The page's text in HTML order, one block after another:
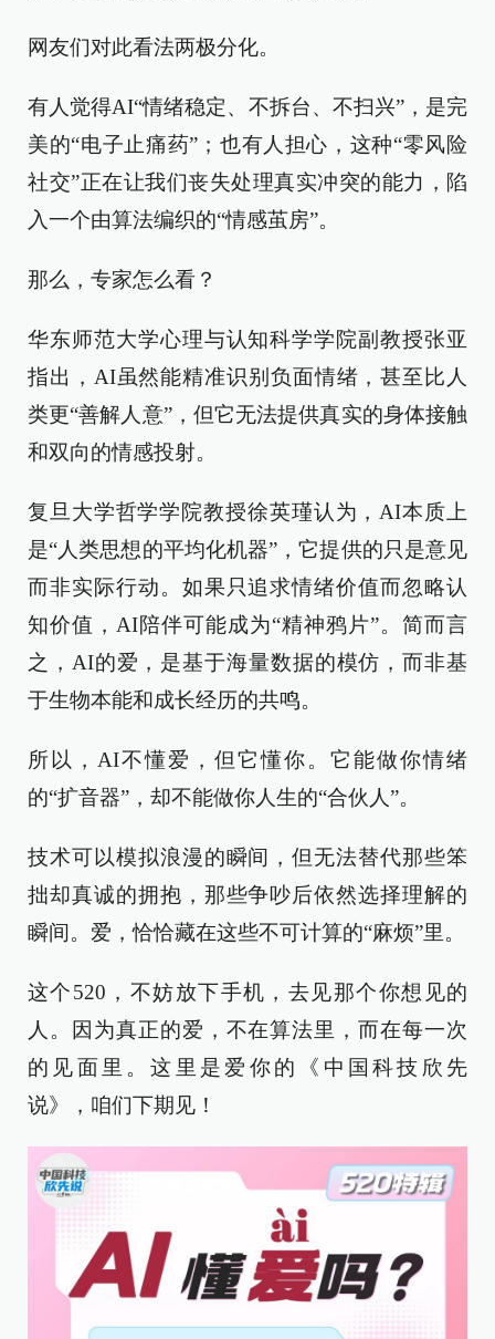
网友们对此看法两极分化。
有人觉得AI“情绪稳定、不拆台、不扫兴”，是完
美的“电子止痛药”；也有人担心，这种“零风险
社交”正在让我们丧失处理真实冲突的能力，陷
入一个由算法编织的“情感茧房”。
那么，专家怎么看？
华东师范大学心理与认知科学学院副教授张亚
指出，AI虽然能精准识别负面情绪，甚至比人
类更“善解人意”，但它无法提供真实的身体接触
和双向的情感投射。
复旦大学哲学学院教授徐英瑾认为，AI本质上
是“人类思想的平均化机器”，它提供的只是意见
而非实际行动。如果只追求情绪价值而忽略认
知价值，AI陪伴可能成为“精神鸦片”。简而言
之，AI的爱，是基于海量数据的模仿，而非基
于生物本能和成长经历的共鸣。
所以，AI不懂爱，但它懂你。它能做你情绪
的“扩音器”，却不能做你人生的“合伙人”。
技术可以模拟浪漫的瞬间，但无法替代那些笨
拙却真诚的拥抱，那些争吵后依然选择理解的
瞬间。爱，恰恰藏在这些不可计算的“麻烦”里。
这个520，不妨放下手机，去见那个你想见的
人。因为真正的爱，不在算法里，而在每一次
的见面里。这里是爱你的《中国科技欣先
说》，咱们下期见！